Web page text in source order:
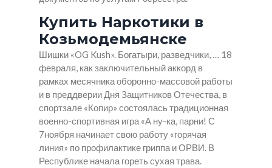
Купить Наркотики в
Козьмодемьянске
Шишки «OG Kush». Богатыри, разведчики, … 18
февраля, как заключительный аккорд в
рамках месячника оборонно-массовой работы
и в преддверии Дня Защитников Отечества, в
спортзале «Копир» состоялась традиционная
военно-спортивная игра «А ну-ка, парни! С
7ноября начинает свою работу «горячая
линия» по профилактике гриппа и ОРВИ. В
Республике начала гореть сухая трава.